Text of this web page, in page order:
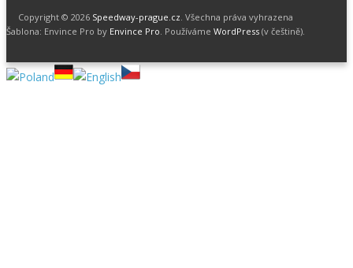
c
e
o
s
t
g
Copyright © 2026 Speedway-prague.cz. Všechna práva vyhrazena
Šablona: Envince Pro by Envince Pro. Používáme WordPress (v češtině).